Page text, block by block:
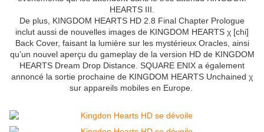
HEARTS III.
De plus, KINGDOM HEARTS HD 2.8 Final Chapter Prologue
inclut aussi de nouvelles images de KINGDOM HEARTS χ [chi]
Back Cover, faisant la lumière sur les mystérieux Oracles, ainsi
qu’un nouvel aperçu du gameplay de la version HD de KINGDOM
HEARTS Dream Drop Distance. SQUARE ENIX a également
annoncé la sortie prochaine de KINGDOM HEARTS Unchained χ
sur appareils mobiles en Europe.